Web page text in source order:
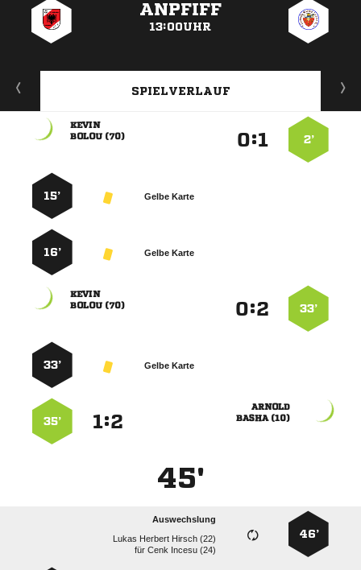
ANPFIFF
13:00UHR
SPIELVERLAUF
2’
:

 
Gelbe Karte
15’
Gelbe Karte
16’
33’
:

 
Gelbe Karte
33’

 
:
35’
45'
46’
Auswechslung
   
für  